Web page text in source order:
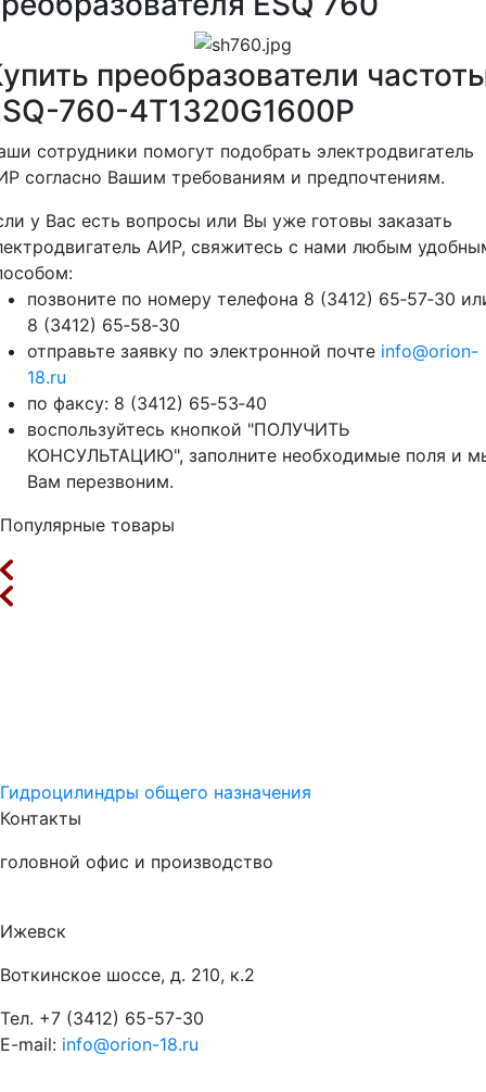
преобразователи
760-4T1320G1600P
сотрудники помогут подобрать электродвигатель
согласно Вашим требованиям и предпочтениям.
у Вас есть вопросы или Вы уже готовы заказать
АИР, свяжитесь с нами любым
позвоните по номеру телефона 8 (3412) 65‑57‑30
8 (3412) 65‑58‑30
отправьте заявку по электронной почте info@orion-
18.ru
по факсу: 8 (3412) 65‑53‑40
воспользуйтесь кнопкой "ПОЛУЧИТЬ
КОНСУЛЬТАЦИЮ", заполните необходимые поля и
Вам перезвоним.
Популярные товары
Гидроцилиндры общего назначения
Контакты
головной офис и производство
Ижевск
Воткинское шоссе, д. 210, к.2
Тел. +7 (3412) 65-57-30
E-mail: info@orion-18.ru